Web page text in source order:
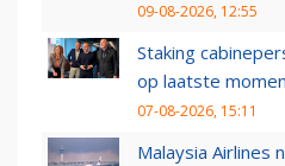
09-08-2026, 12:55
Staking
op laatste
07-08-2026, 15:11
Malaysia Airlines